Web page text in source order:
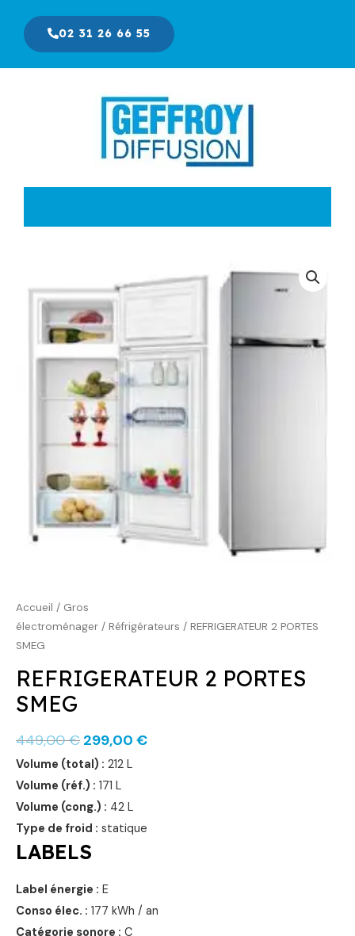
contenu
02 31 26 66 55
Accueil / Gros
électroménager / Réfrigérateurs / REFRIGERATEUR 2 PORTES
SMEG
REFRIGERATEUR 2 PORTES
SMEG
449,00€
prix
initial
était :
449,00 €.
299,00 €
prix
est :
299,00 €.
Volume (total) : 212 L
Volume (réf.) : 171 L
Volume (cong.) : 42 L
Type de froid : statique
LABELS
Label énergie : E
Conso élec. : 177 kWh / an
Catégorie sonore : C